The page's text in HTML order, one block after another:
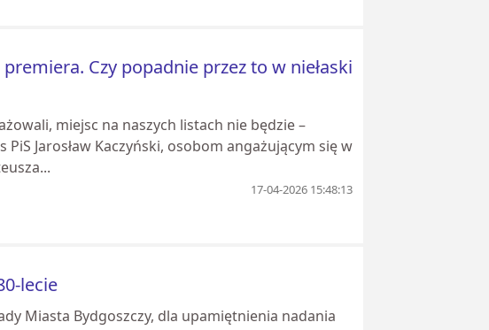
Czy popadnie przez to w niełaski
miejsc na naszych listach nie będzie –
Jarosław Kaczyński, osobom angażującym się w
17-04-2026 15:48:13
lecie
Miasta Bydgoszczy, dla upamiętnienia nadania